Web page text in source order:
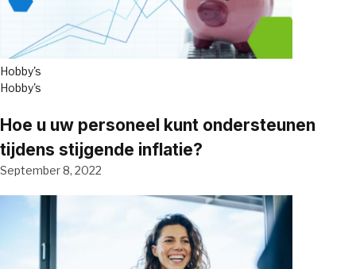
Hobby's
Hobby's
Hoe u uw personeel kunt ondersteunen
tijdens stijgende inflatie?
September 8, 2022